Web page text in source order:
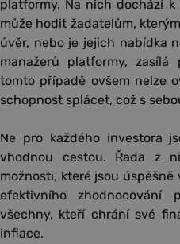
platformy. Na nich dochází k
může hodit žadatelům,
úvěr, nebo je jejich nabídka
manažerů platformy,
tomto případě ovšem nelze
schopnost splácet, což s
Ne pro každého investora
vhodnou cestou. Řada z
možnosti, které jsou
efektivního
všechny, kteří chrání své
inflace.